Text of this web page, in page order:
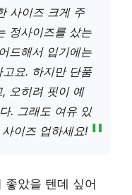
사이즈 크게 주
정사이즈를 샀는
드해서 입기에는
요. 하지만 단품
오히려 핏이 예
. 그래도 여유 있
이즈 업하세요!
좋았을 텐데 싶어